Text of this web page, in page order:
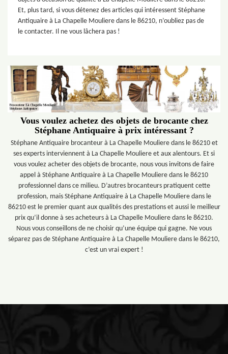
Et, plus tard, si vous détenez des articles qui intéressent Stéphane
Antiquaire à La Chapelle Mouliere dans le 86210, n’oubliez pas de
le contacter. Il ne vous lâchera pas !
Vous voulez achetez des objets de brocante chez
Stéphane Antiquaire à prix intéressant ?
Stéphane Antiquaire brocanteur à La Chapelle Mouliere dans le 86210 et
ses experts interviennent à La Chapelle Mouliere et aux alentours. Et si
vous voulez acheter des objets de brocante, nous vous invitons de faire
appel à Stéphane Antiquaire à La Chapelle Mouliere dans le 86210
professionnel dans ce milieu. D’autres brocanteurs pratiquent cette
profession, mais Stéphane Antiquaire à La Chapelle Mouliere dans le
86210 est le premier quant aux qualités des prestations et aussi le meilleur
prix qu’il donne à ses acheteurs à La Chapelle Mouliere dans le 86210.
Nous vous conseillons de ne choisir qu’une équipe qui gagne. Ne vous
séparez pas de Stéphane Antiquaire à La Chapelle Mouliere dans le 86210,
c’est un vrai expert !